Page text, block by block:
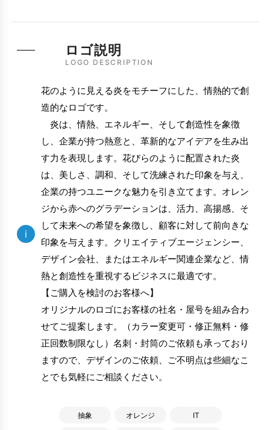
LOGO DESCRIPTION
ロゴ説明
i
花のように見える炎をモチーフにした、情熱的で創
造的なロゴです。
炎は、情熱、エネルギー、そして創造性を象徴
し、企業が持つ熱意と、革新的なアイデアを生み出
す力を表現します。花びらのように配置された炎
は、美しさ、調和、そして洗練された印象を与え、
企業の持つユニークな魅力を引き立てます。オレン
ジから赤へのグラデーションは、活力、高揚感、そ
して未来への希望を象徴し、顧客に対して前向きな
印象を与えます。クリエイティブエージェンシー、
デザイン会社、またはエネルギー関連企業など、情
熱と創造性を重視するビジネスに最適です。
【ご購入を検討のお客様へ】
オリジナルのロゴにお客様の社名・屋号を組み合わ
せてご提案します。（カラー変更可・修正無料・修
正回数制限なし）名刺・封筒のご依頼も承っており
ますので、デザインのご依頼、ご不明点は些細なこ
とでも気軽にご相談ください。
抽象 オレンジ IT